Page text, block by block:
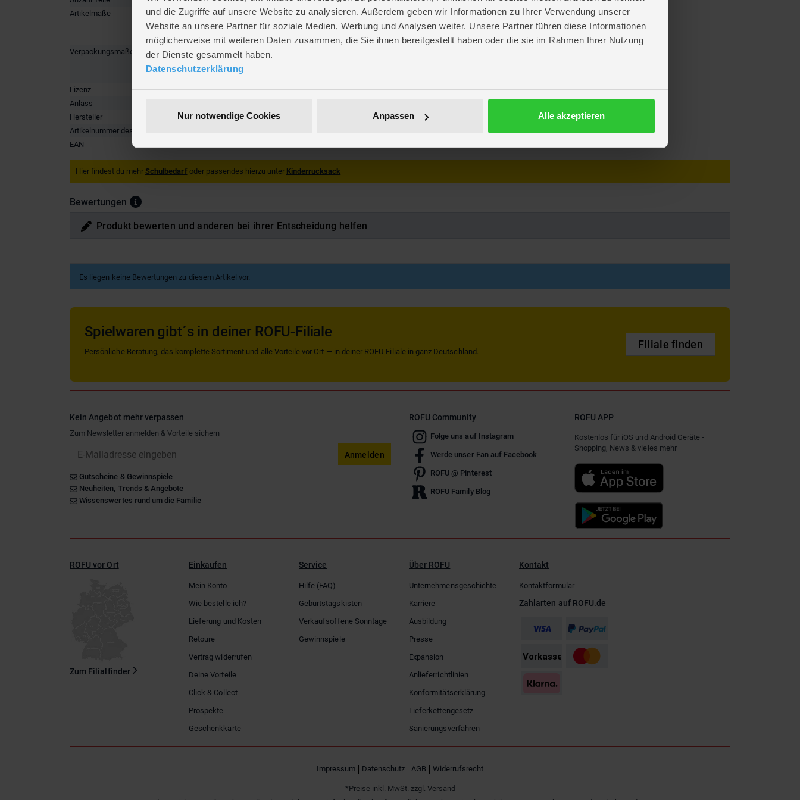
und die Zugriffe auf unsere Website zu analysieren. Außerdem geben wir Informationen zu Ihrer Verwendung unserer
Website an unsere Partner für soziale Medien, Werbung und Analysen weiter. Unsere Partner führen diese Informationen
möglicherweise mit weiteren Daten zusammen, die Sie ihnen bereitgestellt haben oder die sie im Rahmen Ihrer Nutzung
der Dienste gesammelt haben.
Datenschutzerklärung
Nur notwendige Cookies Anpassen Alle akzeptieren
Artikelmaße
Länge ca. 9,5 cm
Breite ca. 11 cm
Höhe ca. 3,5 cm
Verpackungsmaße
Länge ca. 7 cm
Höhe ca. 3 cm
Lizenz
Pokémon
Anlass
Hersteller
La Plume Doree SAS
Artikelnummer des Herstellers
EAN
Hier findest du mehr Schulbedarfoder passendes hierzu unter Kinderrucksack
Bewertungen
Produkt bewerten und anderen bei ihrer Entscheidung helfen
Es liegen keine Bewertungen zu diesem Artikel vor.
Spielwaren gibt´s in deiner ROFU-Filiale
Persönliche Beratung, das komplette Sortiment und alle Vorteile vor Ort — in deiner ROFU-Filiale in ganz Deutschland.
Filiale finden
Kein Angebot mehr verpassen
Zum Newsletter anmelden & Vorteile sichern
Anmelden
Gutscheine & Gewinnspiele
Neuheiten, Trends & Angebote
Wissenswertes rund um die Familie
ROFU Community
Folge uns auf Instagram
Werde unser Fan auf Facebook
ROFU @ Pinterest
ROFU Family Blog
ROFU APP
Kostenlos für iOS und Android Geräte -
Shopping, News & vieles mehr
ROFU vor Ort
Zum Filialfinder
Einkaufen
Mein Konto
Wie bestelle ich?
Lieferung und Kosten
Retoure
Vertrag widerrufen
Deine Vorteile
Click & Collect
Prospekte
Geschenkkarte
Service
Hilfe (FAQ)
Geburtstagskisten
Verkaufsoffene Sonntage
Gewinnspiele
Über ROFU
Unternehmensgeschichte
Karriere
Ausbildung
Presse
Expansion
Anlieferrichtlinien
Konformitätserklärung
Lieferkettengesetz
Sanierungsverfahren
Kontakt
Kontaktformular
Zahlarten auf ROFU.de
Impressum Datenschutz AGB Widerrufsrecht
*Preise inkl. MwSt. zzgl. Versand